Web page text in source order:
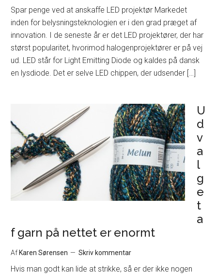
Spar penge ved at anskaffe LED projektør Markedet
inden for belysningsteknologien er i den grad præget af
innovation. I de seneste år er det LED projektører, der har
størst popularitet, hvorimod halogenprojektører er på vej
ud. LED står for Light Emitting Diode og kaldes på dansk
en lysdiode. Det er selve LED chippen, der udsender […]
U
d
v
a
l
g
e
t
a
f garn på nettet er enormt
AfKaren Sørensen Skriv kommentar
Hvis man godt kan lide at strikke, så er der ikke nogen